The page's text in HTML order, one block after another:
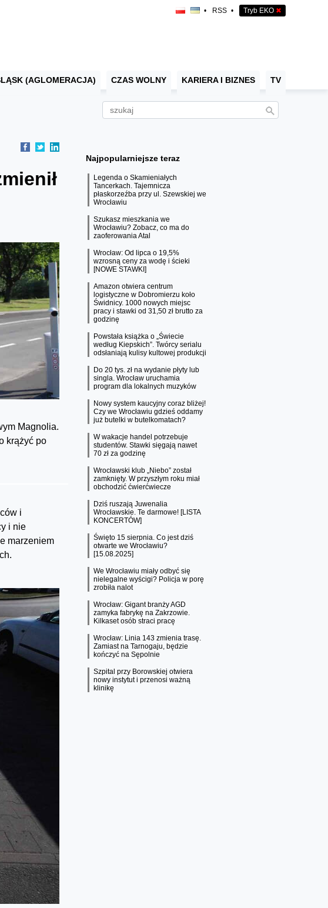
• RSS • Tryb EKO ✖
(AGLOMERACJA) CZAS WOLNY KARIERA I BIZNES TV
Magnolia.
krążyć po
i
i nie
marzeniem
Najpopularniejsze teraz
Legenda o Skamieniałych
Tancerkach. Tajemnicza
płaskorzeźba przy ul. Szewskiej we
Wrocławiu
Szukasz mieszkania we
Wrocławiu? Zobacz, co ma do
zaoferowania Atal
Wrocław: Od lipca o 19,5%
wzrosną ceny za wodę i ścieki
[NOWE STAWKI]
Amazon otwiera centrum
logistyczne w Dobromierzu koło
Świdnicy. 1000 nowych miejsc
pracy i stawki od 31,50 zł brutto za
godzinę
Powstała książka o „Świecie
według Kiepskich”. Twórcy serialu
odsłaniają kulisy kultowej produkcji
Do 20 tys. zł na wydanie płyty lub
singla. Wrocław uruchamia
program dla lokalnych muzyków
Nowy system kaucyjny coraz bliżej!
Czy we Wrocławiu gdzieś oddamy
już butelki w butelkomatach?
W wakacje handel potrzebuje
studentów. Stawki sięgają nawet
70 zł za godzinę
Wrocławski klub „Niebo” został
zamknięty. W przyszłym roku miał
obchodzić ćwierćwiecze
Dziś ruszają Juwenalia
Wrocławskie. Te darmowe! [LISTA
KONCERTÓW]
Święto 15 sierpnia. Co jest dziś
otwarte we Wrocławiu?
[15.08.2025]
We Wrocławiu miały odbyć się
nielegalne wyścigi? Policja w porę
zrobiła nalot
Wrocław: Gigant branży AGD
zamyka fabrykę na Zakrzowie.
Kilkaset osób straci pracę
Wrocław: Linia 143 zmienia trasę.
Zamiast na Tarnogaju, będzie
kończyć na Sępolnie
Szpital przy Borowskiej otwiera
nowy instytut i przenosi ważną
klinikę